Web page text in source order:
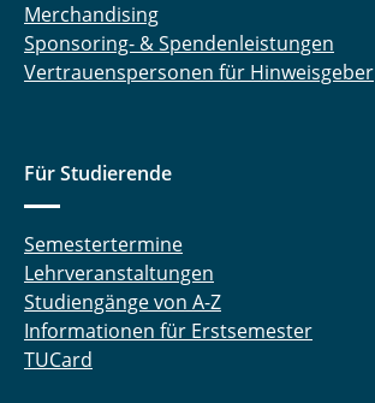
Merchandising
Sponsoring- & Spendenleistungen
Vertrauenspersonen für Hinweisgeber
Für Studierende
Semestertermine
Lehrveranstaltungen
Studiengänge von A-Z
Informationen für Erstsemester
TUCard